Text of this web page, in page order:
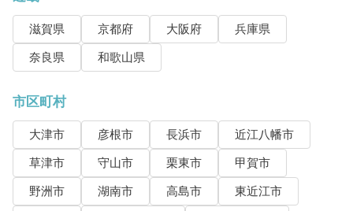
滋賀県 京都府 大阪府
兵庫県
奈良県
和歌山県
市区町村
大津市 彦根市 長浜市
近江八幡市
草津市
守山市 栗東市
甲賀市
野洲市
湖南市 高島市
東近江市